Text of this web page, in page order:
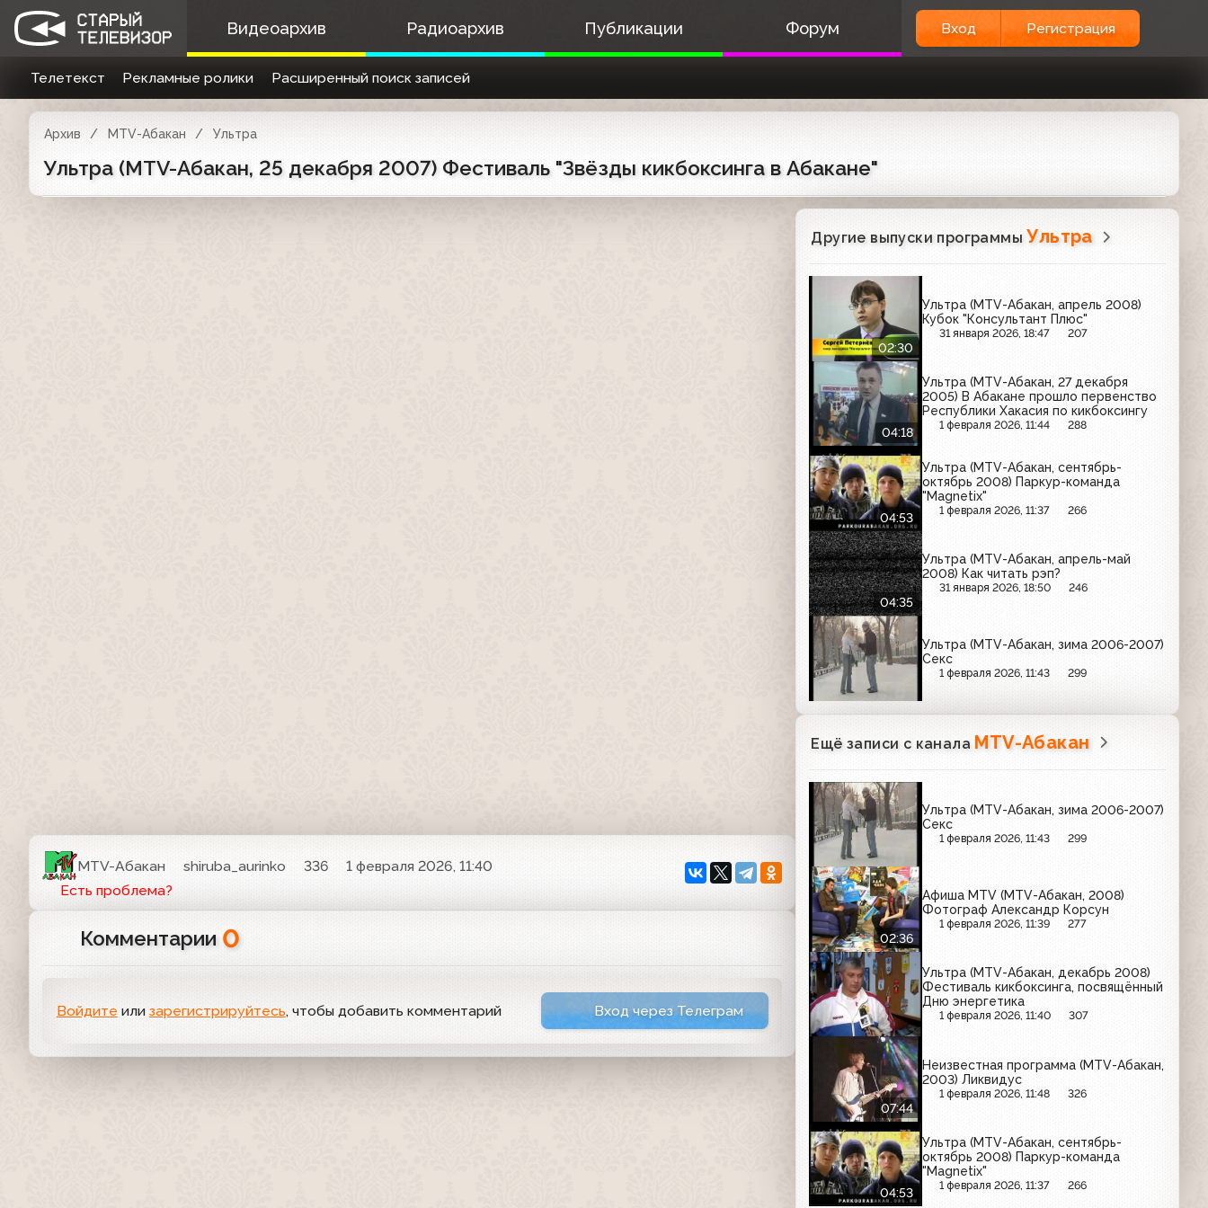
Видеоархив Радиоархив Публикации Форум Вход Регистрация
Телетекст Рекламные ролики Расширенный поиск записей
Архив MTV-Абакан Ультра
Ультра (MTV-Абакан, 25 декабря 2007) Фестиваль "Звёзды кикбоксинга в Абакане"
MTV-Абакан shiruba_aurinko 336
1 февраля 2026, 11:40
Есть проблема?
Комментарии 0
Войдите или зарегистрируйтесь, чтобы добавить комментарий Вход через Телеграм
Другие выпуски программы Ультра
02:30
Ультра (MTV-Абакан, апрель 2008)
Кубок "Консультант Плюс"
31 января 2026, 18:47 207
04:18
Ультра (MTV-Абакан, 27 декабря
2005) В Абакане прошло первенство
Республики Хакасия по кикбоксингу
1 февраля 2026, 11:44 288
04:53
Ультра (MTV-Абакан, сентябрь-
октябрь 2008) Паркур-команда
"Magnetix"
1 февраля 2026, 11:37 266
04:35
Ультра (MTV-Абакан, апрель-май
2008) Как читать рэп?
31 января 2026, 18:50 246
Ультра (MTV-Абакан, зима 2006-2007)
Секс
1 февраля 2026, 11:43 299
Ещё записи с канала MTV-Абакан
Ультра (MTV-Абакан, зима 2006-2007)
Секс
1 февраля 2026, 11:43 299
02:36
Афиша MTV (MTV-Абакан, 2008)
Фотограф Александр Корсун
1 февраля 2026, 11:39 277
Ультра (MTV-Абакан, декабрь 2008)
Фестиваль кикбоксинга, посвящённый
Дню энергетика
1 февраля 2026, 11:40 307
07:44
Неизвестная программа (MTV-Абакан,
2003) Ликвидус
1 февраля 2026, 11:48 326
04:53
Ультра (MTV-Абакан, сентябрь-
октябрь 2008) Паркур-команда
"Magnetix"
1 февраля 2026, 11:37 266